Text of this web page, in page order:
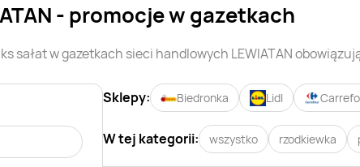
- promocje w gazetkach
sałatw gazetkach sieci handlowych LEWIATAN
Sklepy: Biedronka Lidl
W tej kategorii: wszystko rzodkiewka